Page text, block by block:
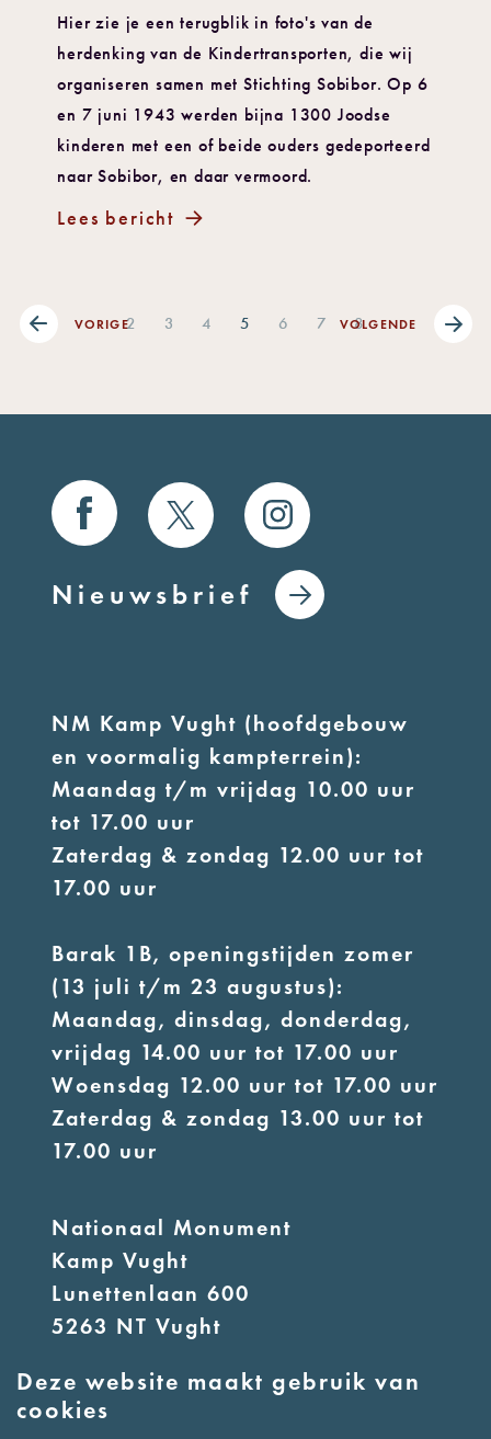
Hier zie je een terugblik in foto's van de
herdenking van de Kindertransporten, die wij
organiseren samen met Stichting Sobibor. Op 6
en 7 juni 1943 werden bijna 1300 Joodse
kinderen met een of beide ouders gedeporteerd
naar Sobibor, en daar vermoord.
Lees bericht
VORIGE2 3 4 5 6 7 8
VOLGENDE
Deze website maakt gebruik van
cookies
Nieuwsbrief
NM Kamp Vught (hoofdgebouw
en voormalig kampterrein):
Maandag t/m vrijdag 10.00 uur
tot 17.00 uur
Zaterdag & zondag 12.00 uur tot
17.00 uur
Barak 1B, openingstijden zomer
(13 juli t/m 23 augustus):
Maandag, dinsdag, donderdag,
vrijdag 14.00 uur tot 17.00 uur
Woensdag 12.00 uur tot 17.00 uur
Zaterdag & zondag 13.00 uur tot
17.00 uur
Nationaal Monument
Kamp Vught
Lunettenlaan 600
5263 NT Vught
E:info@nmkampvught.nl